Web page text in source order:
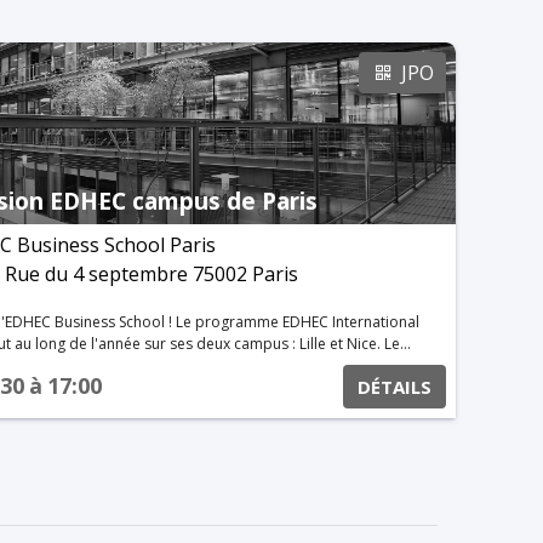
JPO
EDHEC campus de Paris
Business School Paris
Rue du 4 septembre 75002 Paris
! Le programme EDHEC International
au long de l'année sur ses deux campus : Lille et Nice. Le
la vie d'étudiant à l'EDHEC Business School. Les
Portes Ouvertes car vous assisterez à un cours de
à 17:00 DÉTAILS